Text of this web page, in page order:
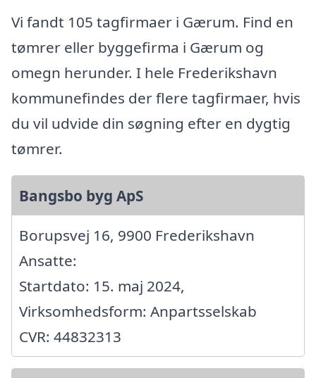
Vi fandt 105 tagfirmaer i Gærum. Find en
tømrer eller byggefirma i Gærum og
omegn herunder. I hele Frederikshavn
kommunefindes der flere tagfirmaer, hvis
du vil udvide din søgning efter en dygtig
tømrer.
Bangsbo byg ApS
Borupsvej 16, 9900 Frederikshavn
Ansatte:
Startdato: 15. maj 2024,
Virksomhedsform: Anpartsselskab
CVR: 44832313